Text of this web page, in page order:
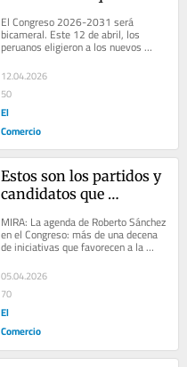
Cámara de Diputados y
el Senado
El Congreso 2026-2031 será
bicameral. Este 12 de abril, los
peruanos eligieron a los nuevos
diputados y senadores por un periodo
de cinco años. El...
12.04.2026
50
El
Comercio
Estos son los partidos y
candidatos que
financiamiento de
mineros informales
MIRA: La agenda de Roberto Sánchez
en el Congreso: más de una decena
de iniciativas que favorecen a la
minería informal Marcos Laura
Davalos,...
05.04.2026
70
El
Comercio